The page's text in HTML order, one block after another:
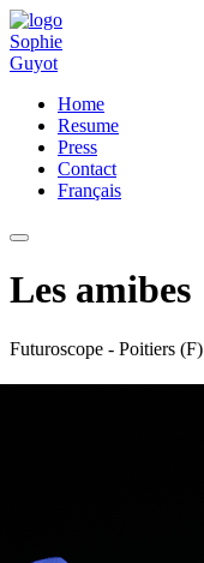
Home
Resume
Press
Contact
Français
Les amibes
Futuroscope - Poitiers (F)